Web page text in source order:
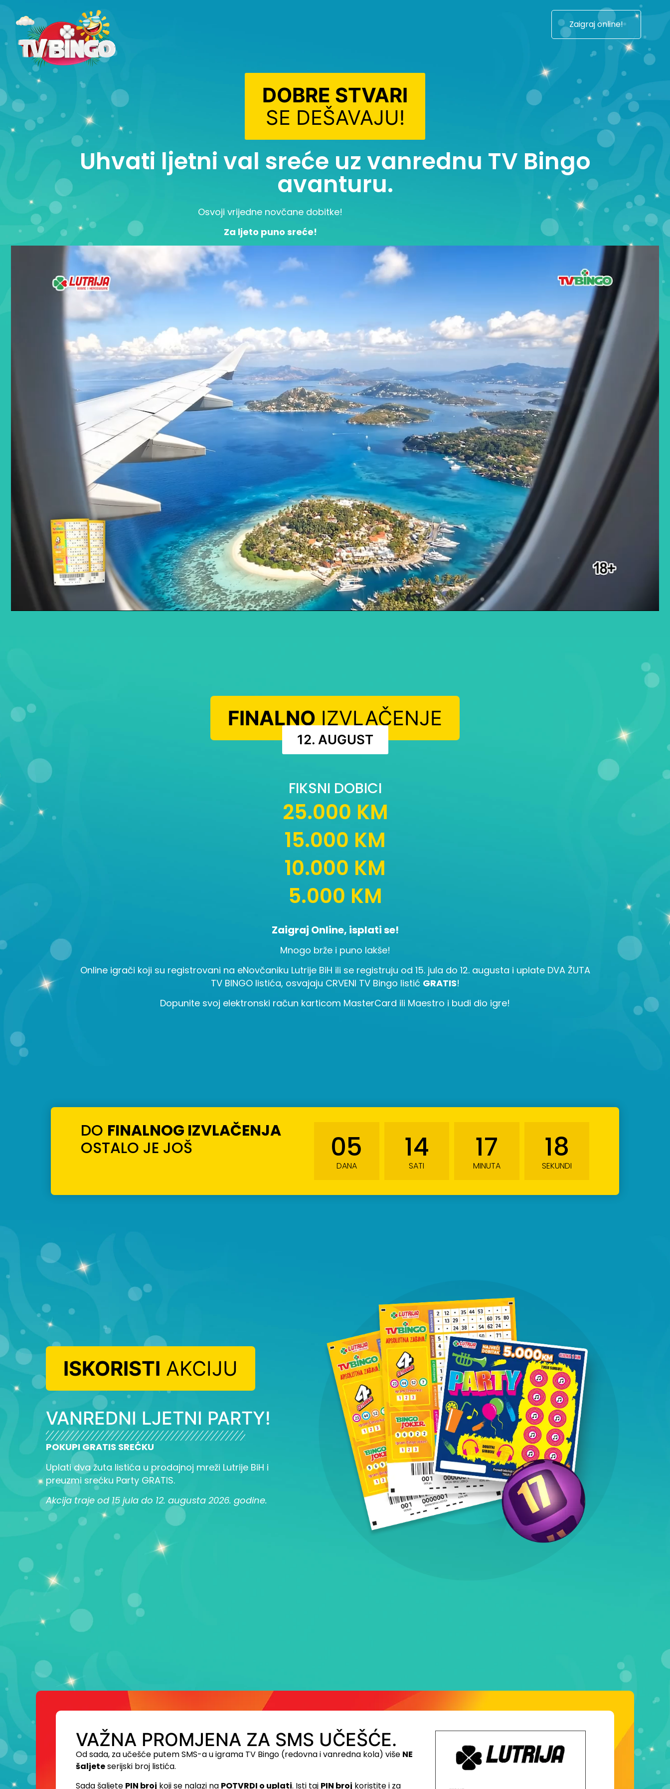
Zaigraj online!
DOBRE STVARI
SE DEŠAVAJU!
Uhvati ljetni val sreće uz vanrednu TV Bingo
avanturu.
Osvoji vrijedne novčane dobitke!
Za ljeto puno sreće!
FINALNO IZVLAČENJE
12. AUGUST
FIKSNI DOBICI
25.000 KM
15.000 KM
10.000 KM
5.000 KM
Zaigraj Online, isplati se!
Mnogo brže i puno lakše!
Online igrači koji su registrovani na eNovčaniku Lutrije BiH ili se registruju od 15. jula do 12. augusta i uplate DVA ŽUTA
TV BINGO listića, osvajaju CRVENI TV Bingo listić GRATIS!
Dopunite svoj elektronski račun karticom MasterCard ili Maestro i budi dio igre!
DO FINALNOG IZVLAČENJA
OSTALO JE JOŠ
05
DANA
14
SATI
17
MINUTA
16
SEKUNDI
ISKORISTI AKCIJU
VANREDNI LJETNI PARTY!
POKUPI GRATIS SREĆKU
Uplati dva žuta listića u prodajnoj mreži Lutrije BiH i
preuzmi srećku Party GRATIS.
Akcija traje od 15 jula do 12. augusta 2026. godine.
VAŽNA PROMJENA ZA SMS UČEŠĆE.
Od sada, za učešće putem SMS-a u igrama TV Bingo (redovna i vanredna kola) više NE
šaljeteserijski broj listića.
Sada šaljete PIN broj koji se nalazi na POTVRDI o uplati. Isti taj PIN broj koristite i za